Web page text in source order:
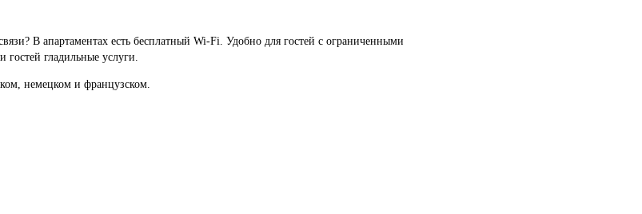
В апартаментах есть бесплатный Wi-Fi. Удобно для гостей с ограниченными
гладильные услуги.
немецком и французском.